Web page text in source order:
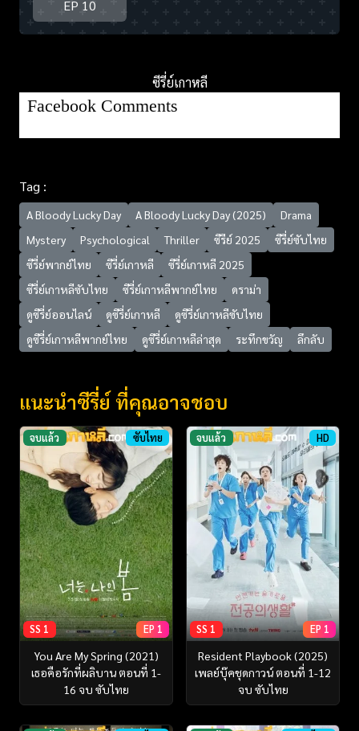
EP 10
ซีรี่ย์เกาหลี
Facebook Comments
Tag :
A Bloody Lucky Day A Bloody Lucky Day (2025)
Drama
Mystery
Psychological Thriller ซีรีย์ 2025
ซีรี่ย์ซับไทย
ซีรี่ย์พากย์ไทย
ซีรี่ย์เกาหลี
ซีรี่ย์เกาหลี 2025
ซีรี่ย์เกาหลีซับไทย
ซีรี่ย์เกาหลีพากย์ไทย
ดราม่า
ดูซีรี่ย์ออนไลน์
ดูซีรี่ย์เกาหลี
ดูซีรี่ย์เกาหลีซับไทย
ดูซีรี่ย์เกาหลีพากย์ไทย
ดูซีรี่ย์เกาหลีล่าสุด ระทึกขวัญ ลึกลับ
แนะนำซีรี่ย์ ที่คุณอาจชอบ
จบแล้ว ซับไทย
SS 1 EP 1
You Are My Spring (2021)
เธอคือรักที่ผลิบาน ตอนที่ 1-
16 จบ ซับไทย
จบแล้ว HD
SS 1 EP 1
Resident Playbook (2025)
เพลย์บุ๊คชุดกาวน์ ตอนที่ 1-12
จบ ซับไทย